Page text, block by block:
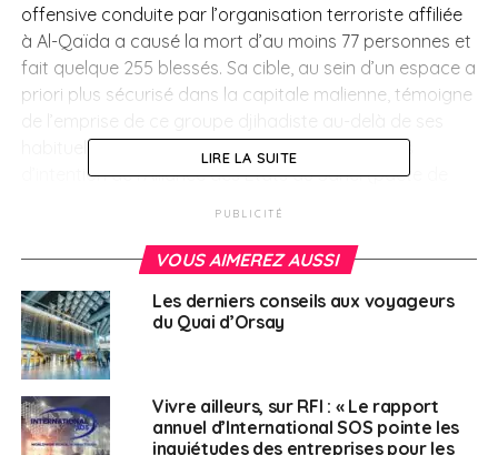
offensive conduite par l’organisation terroriste affiliée
à Al-Qaïda a causé la mort d’au moins 77 personnes et
fait quelque 255 blessés. Sa cible, au sein d’un espace a
priori plus sécurisé dans la capitale malienne, témoigne
habituels bastions et met à mal les déclarations
d’intention de l’Alliance des États du Sahel (pacte de
qui entendent faire de la lutte contre le terrorisme une
Afrique du
Nord/Moyen-Orient
Liban/Israël
LIRE LA SUITE
PUBLICITÉ
VOUS AIMEREZ AUSSI
Les derniers conseils aux voyageurs
du Quai d’Orsay
Vivre ailleurs, sur RFI : « Le rapport
annuel d’International SOS pointe les
inquiétudes des entreprises pour les